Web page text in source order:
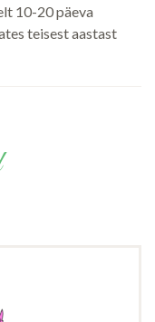
10-20 päeva
teisest aastast